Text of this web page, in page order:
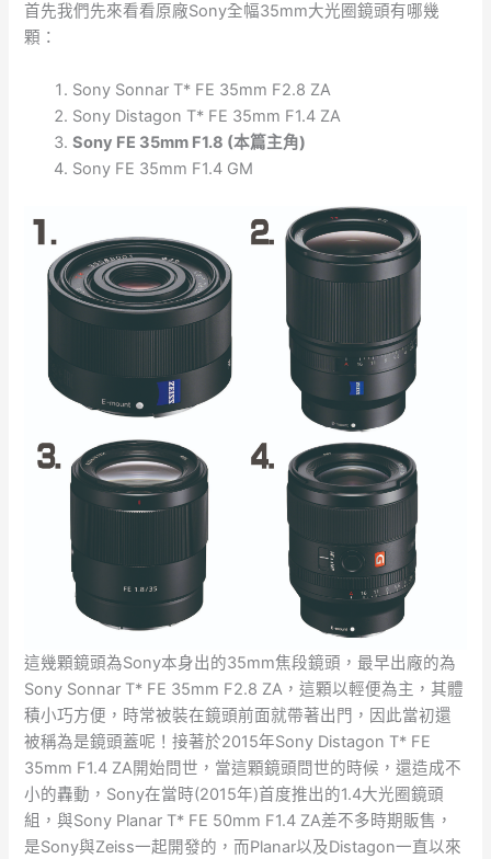
首先我們先來看看原廠Sony全幅35mm大光圈鏡頭有哪幾
顆：
Sony Sonnar T* FE 35mm F2.8 ZA
Sony Distagon T* FE 35mm F1.4 ZA
Sony FE 35mm F1.8 (本篇主角)
Sony FE 35mm F1.4 GM
這幾顆鏡頭為Sony本身出的35mm焦段鏡頭，最早出廠的為
Sony Sonnar T* FE 35mm F2.8 ZA，這顆以輕便為主，其體
積小巧方便，時常被裝在鏡頭前面就帶著出門，因此當初還
被稱為是鏡頭蓋呢！接著於2015年Sony Distagon T* FE
35mm F1.4 ZA開始問世，當這顆鏡頭問世的時候，還造成不
小的轟動，Sony在當時(2015年)首度推出的1.4大光圈鏡頭
組，與Sony Planar T* FE 50mm F1.4 ZA差不多時期販售，
是Sony與Zeiss一起開發的，而Planar以及Distagon一直以來